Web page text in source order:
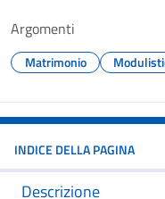
Argomenti
Matrimonio
INDICE DELLA PAGINA
Descrizione